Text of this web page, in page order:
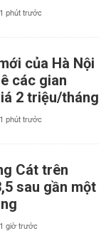
phút trước
của Hà Nội
các gian
2 triệu/tháng
phút trước
Cát trên
sau gần một
giờ trước